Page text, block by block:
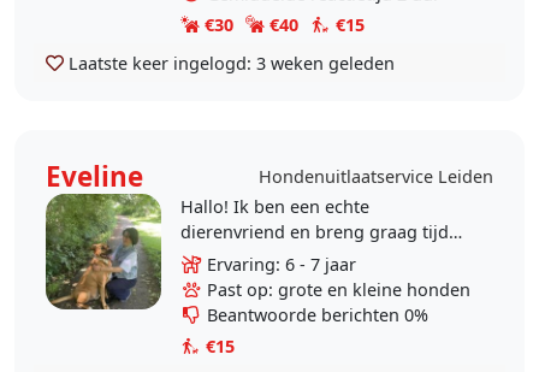
€30
€40
€15
Laatste keer ingelogd: 3 weken geleden
Eveline
Hondenuitlaatservice Leiden
Hallo! Ik ben een echte
dierenvriend en breng graag tijd
door met dieren. Zelf heb ik een
grote hond van 6 jaar oud, die echt
mijn allerbeste vriend..
Ervaring: 6 - 7 jaar
Past op: grote en kleine honden
Beantwoorde berichten 0%
€15